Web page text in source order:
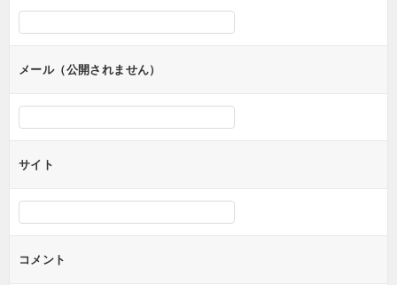
シ
ンメール（公開されません）
サイト
コメント